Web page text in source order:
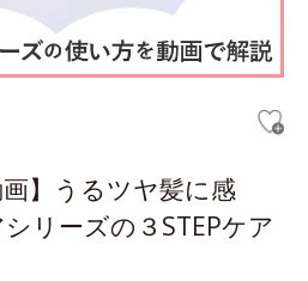
画】うるツヤ髪に感
リーズの３STEPケア